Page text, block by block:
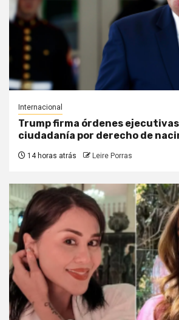
Internacional
Trump firma órdenes
ciudadanía por derecho de
14 horas atrás Leire Porras